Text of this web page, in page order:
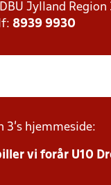
Jylland Region
8939 9930
3's hjemmeside:
vi forår U10